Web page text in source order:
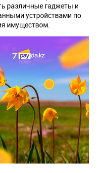
различные гаджеты и
устройствами по
имуществом.